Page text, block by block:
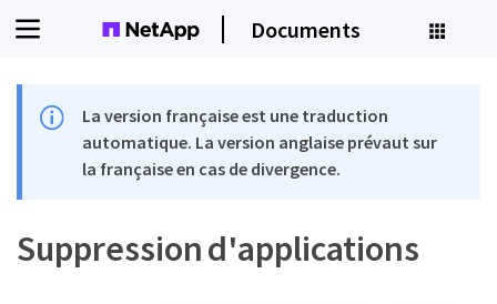
Documents
La version française est une traduction
automatique. La version anglaise prévaut sur
la française en cas de divergence.
Suppression d'applications